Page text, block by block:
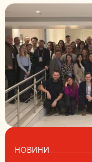
НОВИНИ